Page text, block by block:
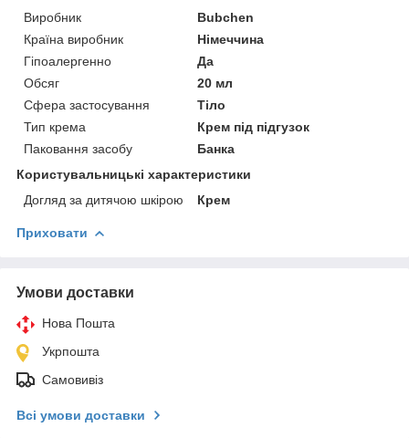
Виробник
Bubchen
Країна виробник
Німеччина
Гіпоалергенно
Да
Обсяг
20 мл
Сфера застосування
Тіло
Тип крема
Крем під підгузок
Паковання засобу
Банка
Користувальницькі характеристики
Догляд за дитячою шкірою
Крем
Приховати
Умови доставки
Нова Пошта
Укрпошта
Самовивіз
Всі умови доставки